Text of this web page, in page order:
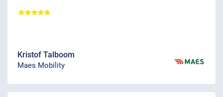
Kristof Talboom
Maes Mobility